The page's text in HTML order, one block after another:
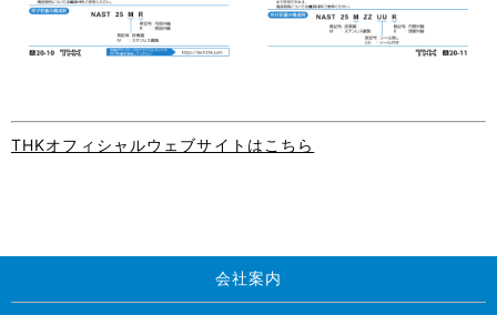
THKオフィシャルウェブサイトはこちら
会社案内